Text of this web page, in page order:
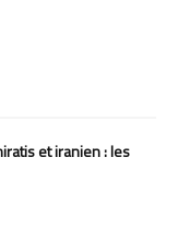
et iranien : les